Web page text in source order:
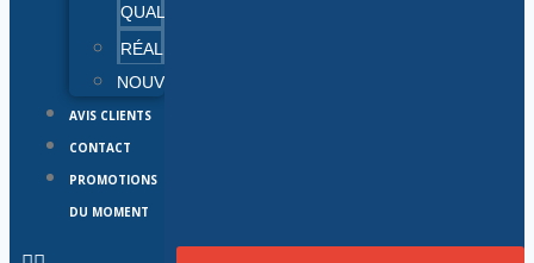
QUALIBAT
RÉALISATIONS
NOUVEAUTÉS
AVIS CLIENTS
CONTACT
PROMOTIONS
DU MOMENT